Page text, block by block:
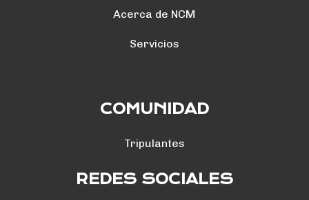
Acerca de NCM
Servicios
COMUNIDAD
Tripulantes
REDES SOCIALES